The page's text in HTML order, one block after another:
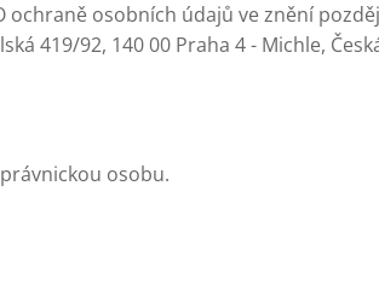
ochraně osobních údajů ve znění
419/92, 140 00 Praha 4 - Michle,
osobu.